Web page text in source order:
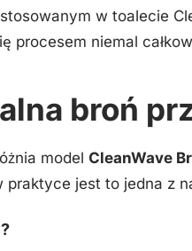
w toalecie
niemal
broń
model CleanWave
jest to jedna z